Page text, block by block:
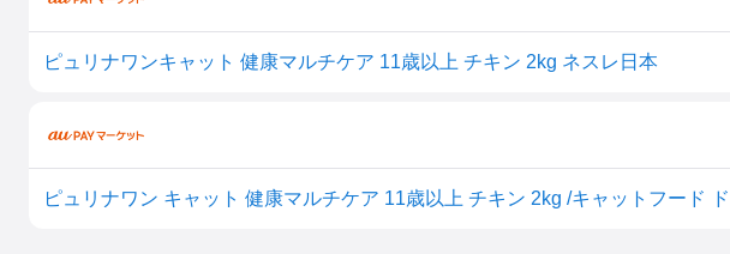
ピュリナワンキャット 健康マルチケア 11歳以上 チキン 2kg ネスレ日本